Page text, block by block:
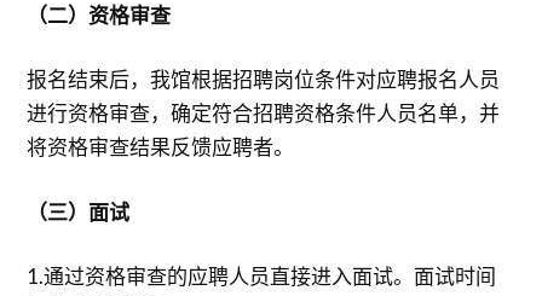
（二）资格审查
报名结束后，我馆根据招聘岗位条件对应聘报名人员
进行资格审查，确定符合招聘资格条件人员名单，并
将资格审查结果反馈应聘者。
（三）面试
1.通过资格审查的应聘人员直接进入面试。面试时间